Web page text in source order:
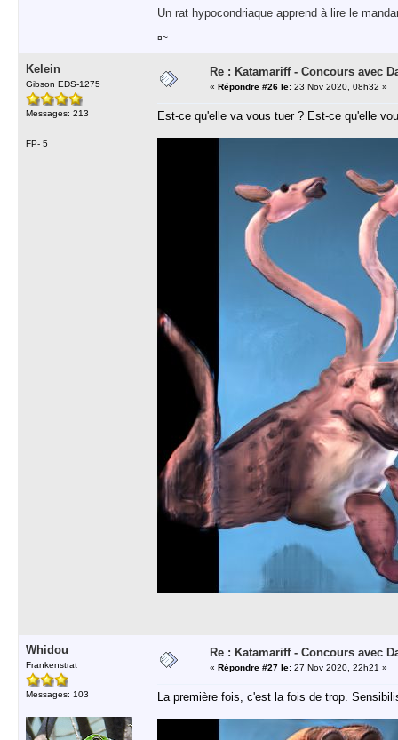
Un rat hypocondriaque apprend à lire le
¤~
Kelein
Gibson EDS-1275
Messages: 213
FP- 5
Re : Katamariff - Concours avec
« Répondre #26 le: 23 Nov 2020, 08h32 »
Est-ce qu'elle va vous tuer ? Est-ce qu'elle
Whidou
Frankenstrat
Messages: 103
Re : Katamariff - Concours avec
« Répondre #27 le: 27 Nov 2020, 22h21 »
La première fois, c'est la fois de trop.